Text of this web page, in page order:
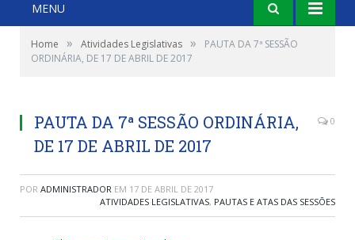
MENU
Home » Atividades Legislativas »
PAUTA DA 7ª SESSÃO
ORDINÁRIA, DE 17 DE ABRIL DE 2017
PAUTA DA 7ª SESSÃO ORDINÁRIA,
DE 17 DE ABRIL DE 2017
0
POR ADMINISTRADOR EM 17 DE ABRIL DE 2017
ATIVIDADES LEGISLATIVAS, PAUTAS E ATAS DAS SESSÕES